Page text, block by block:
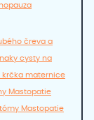
čreva a
cysty na
krčka maternice
Mastopatie
Mastopatie